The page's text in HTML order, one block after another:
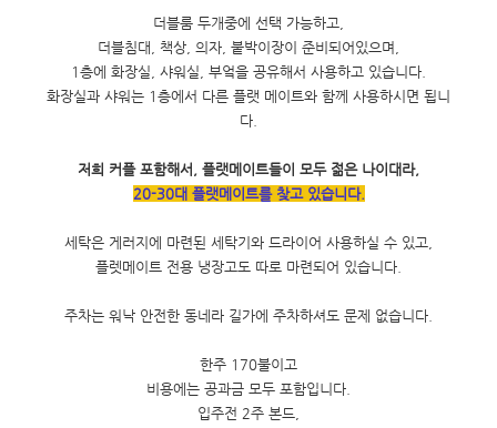
더블룸 두개중에 선택 가능하고,
더블침대, 책상, 의자, 붙박이장이 준비되어있으며,
1층에 화장실, 샤워실, 부엌을 공유해서 사용하고 있습니다.
화장실과 샤워는 1층에서 다른 플랫 메이트와 함께 사용하시면 됩니
다.
저희 커플 포함해서, 플랫메이트들이 모두 젊은 나이대라,
20-30대 플랫메이트를 찾고 있습니다.
세탁은 게러지에 마련된 세탁기와 드라이어 사용하실 수 있고,
플렛메이트 전용 냉장고도 따로 마련되어 있습니다.
주차는 워낙 안전한 동네라 길가에 주차하셔도 문제 없습니다.
한주 170불이고
비용에는 공과금 모두 포함입니다.
입주전 2주 본드,